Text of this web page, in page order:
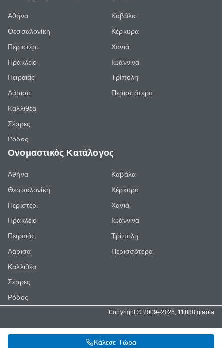
Κάλεσε Τώρα
Αθήνα
Θεσσαλονίκη
Περιστέρι
Ηράκλειο
Πειραιάς
Λάρισα
Καλλιθέα
Σέρρες
Ρόδος
Καβάλα
Κέρκυρα
Χανιά
Ιωάννινα
Τρίπολη
Περισσότερα
Ονομαστικός Κατάλογος
Αθήνα
Θεσσαλονίκη
Περιστέρι
Ηράκλειο
Πειραιάς
Λάρισα
Καλλιθέα
Σέρρες
Ρόδος
Καβάλα
Κέρκυρα
Χανιά
Ιωάννινα
Τρίπολη
Περισσότερα
Copyright © 2009–2026, 11888 giaola